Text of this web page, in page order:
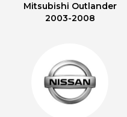
Mitsubishi Outlander
2003-2008